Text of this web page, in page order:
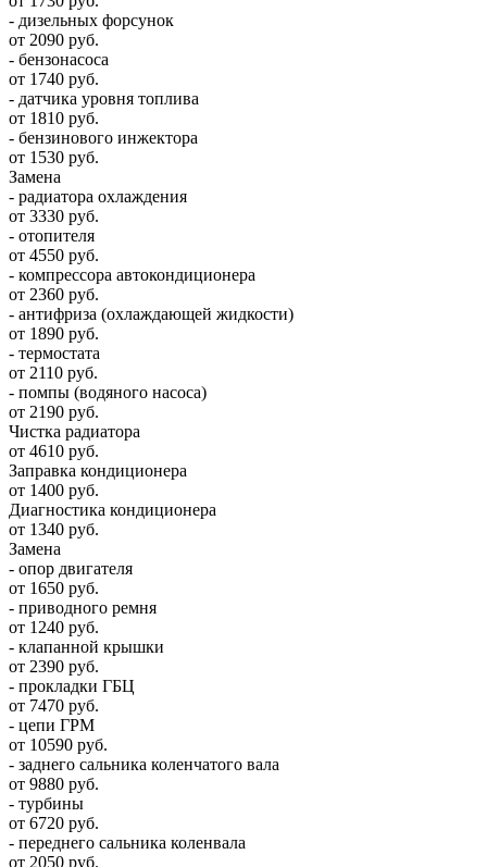
- дизельных форсунок
от 2090 руб.
- бензонасоса
от 1740 руб.
- датчика уровня топлива
от 1810 руб.
- бензинового инжектора
от 1530 руб.
Замена
- радиатора охлаждения
от 3330 руб.
- отопителя
от 4550 руб.
- компрессора автокондиционера
от 2360 руб.
- антифриза (охлаждающей жидкости)
от 1890 руб.
- термостата
от 2110 руб.
- помпы (водяного насоса)
от 2190 руб.
Чистка радиатора
от 4610 руб.
Заправка кондиционера
от 1400 руб.
Диагностика кондиционера
от 1340 руб.
Замена
- опор двигателя
от 1650 руб.
- приводного ремня
от 1240 руб.
- клапанной крышки
от 2390 руб.
- прокладки ГБЦ
от 7470 руб.
- цепи ГРМ
от 10590 руб.
- заднего сальника коленчатого вала
от 9880 руб.
- турбины
от 6720 руб.
- переднего сальника коленвала
от 2050 руб.